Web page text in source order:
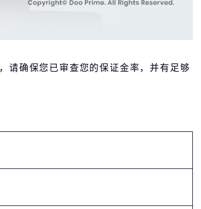
，请确保您已审查您的保证金率，并有足够